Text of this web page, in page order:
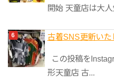
開始 天童店は大
古着SNS更新いた
この投稿を
形天童店 古...